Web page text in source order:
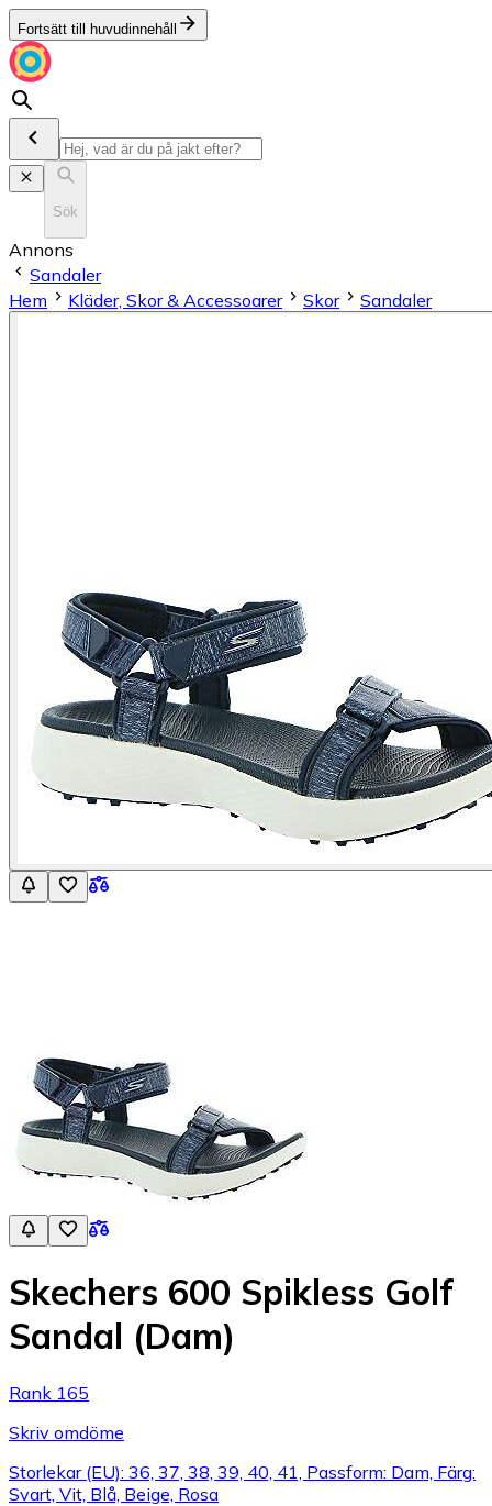
Fortsätt till huvudinnehåll
Sök
Annons
Sandaler
Hem
Kläder, Skor & Accessoarer Skor Sandaler
Skechers 600 Spikless Golf
Sandal (Dam)
Rank 165
Skriv omdöme
Storlekar (EU): 36, 37, 38, 39, 40, 41, Passform: Dam, Färg:
Svart, Vit, Blå, Beige, Rosa